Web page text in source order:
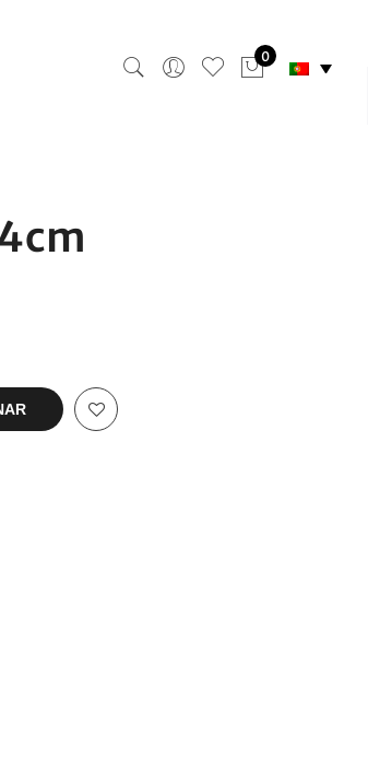
0